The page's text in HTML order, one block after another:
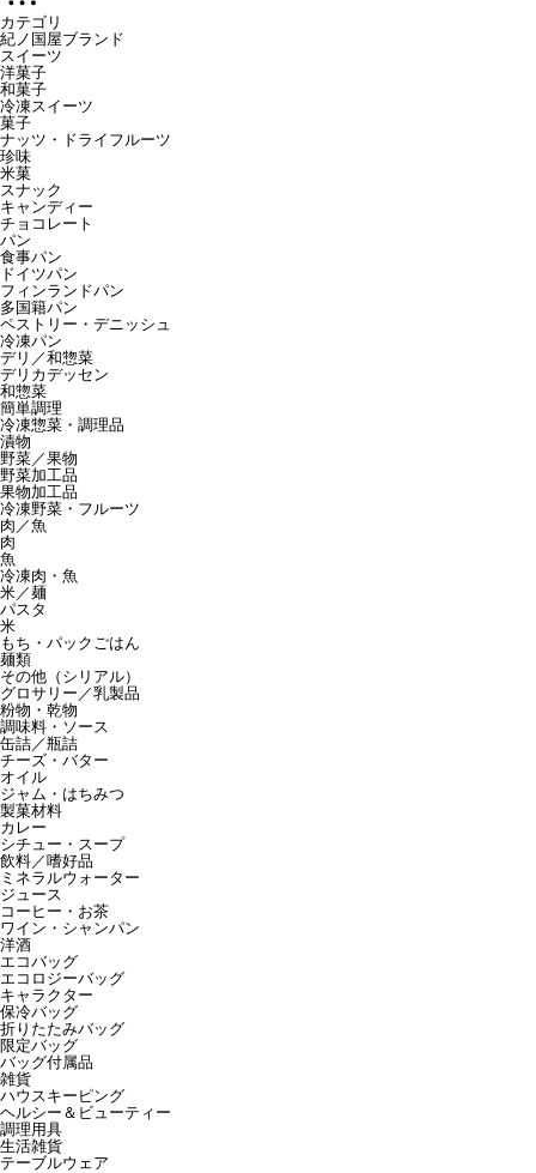
カテゴリ
紀ノ国屋ブランド
スイーツ
洋菓子
和菓子
冷凍スイーツ
菓子
ナッツ・ドライフルーツ
珍味
米菓
スナック
キャンディー
チョコレート
パン
食事パン
ドイツパン
フィンランドパン
多国籍パン
ペストリー・デニッシュ
冷凍パン
デリ／和惣菜
デリカデッセン
和惣菜
簡単調理
冷凍惣菜・調理品
漬物
野菜／果物
野菜加工品
果物加工品
冷凍野菜・フルーツ
肉／魚
肉
魚
冷凍肉・魚
米／麺
パスタ
米
もち・パックごはん
麺類
その他（シリアル）
グロサリー／乳製品
粉物・乾物
調味料・ソース
缶詰／瓶詰
チーズ・バター
オイル
ジャム・はちみつ
製菓材料
カレー
シチュー・スープ
飲料／嗜好品
ミネラルウォーター
ジュース
コーヒー・お茶
ワイン・シャンパン
洋酒
エコバッグ
エコロジーバッグ
キャラクター
保冷バッグ
折りたたみバッグ
限定バッグ
バッグ付属品
雑貨
ハウスキーピング
ヘルシー＆ビューティー
調理用具
生活雑貨
テーブルウェア